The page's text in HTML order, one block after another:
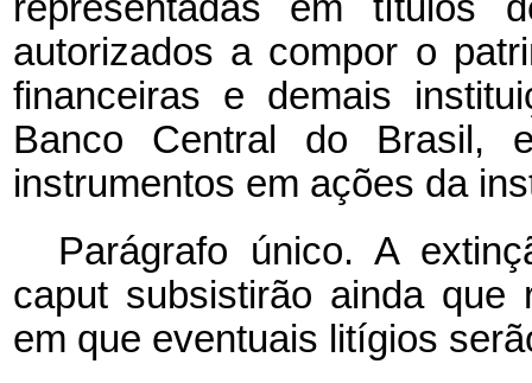
autorizados a compor o
financeiras e demais
Banco Central do Brasil,
instrumentos em ações da
Parágrafo único. A
caput subsistirão ainda que
em que eventuais litígios